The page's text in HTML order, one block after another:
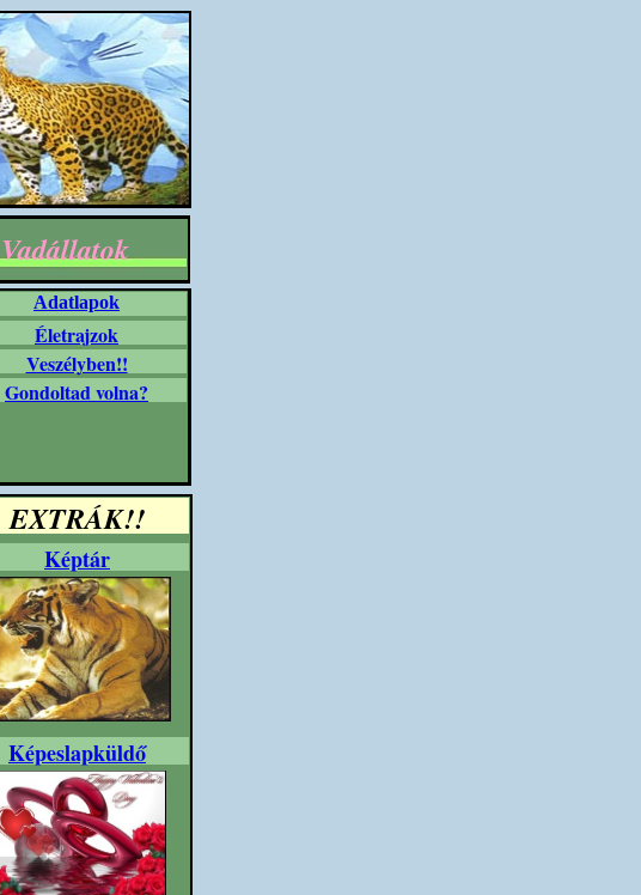
EXTRÁK!!
Képeslapküldő
Vadállatok
Adatlapok
Életrajzok
Veszélyben!!
Képtár
Gondoltad volna?